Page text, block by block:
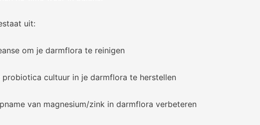
uit:
om je darmflora te reinigen
probiotica cultuur in je darmflora te herstellen
van magnesium/zink in darmflora verbeteren